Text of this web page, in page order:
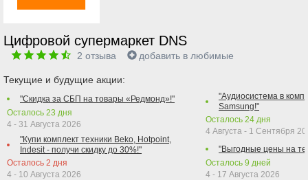
Цифровой супермаркет DNS
2 отзыва добавить в любимые
Текущие и будущие акции:
"Скидка за СБП на товары «Редмонд»!"
Осталось 23 дня
4 - 31 Августа 2026
"Купи комплект техники Beko, Hotpoint,
Indesit - получи скидку до 30%!"
Осталось 2 дня
4 - 10 Августа 2026
"Аудиосистема в
Samsung!"
Осталось 24 дня
4 Августа - 1 Сентября
"Выгодные цены на
Осталось 9 дней
4 - 17 Августа 2026